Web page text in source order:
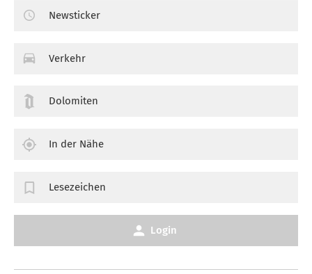
Newsticker
Verkehr
Dolomiten
In der Nähe
Lesezeichen
Login